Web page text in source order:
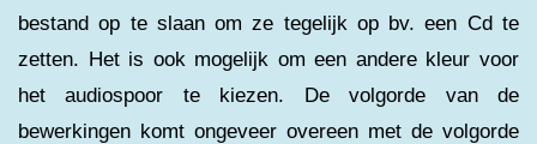
bestand op te slaan om ze tegelijk op bv. een Cd te
zetten. Het is ook mogelijk om een andere kleur voor
het audiospoor te kiezen. De volgorde van de
bewerkingen komt ongeveer overeen met de volgorde